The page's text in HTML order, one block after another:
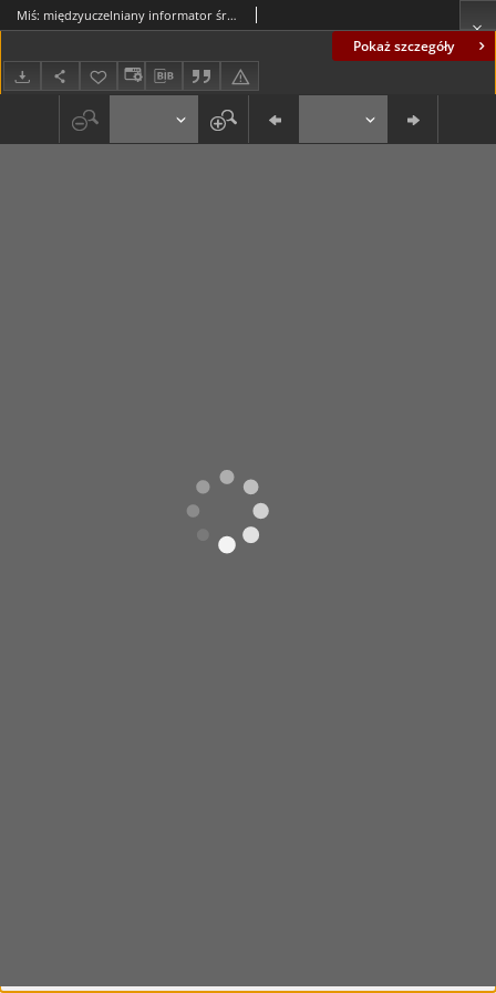
Pokaż szczegóły
Miś: międzyuczelniany informator środowiskowy, nr 45 (15.10.88)